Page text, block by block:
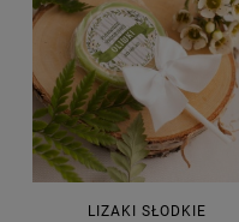
LIZAKI SŁODKIE